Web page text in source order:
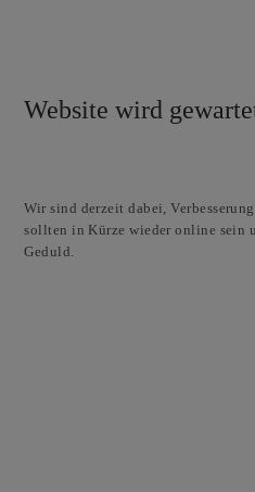
Website wird
Wir sind derzeit dabei,
sollten in Kürze wieder online sein
Geduld.